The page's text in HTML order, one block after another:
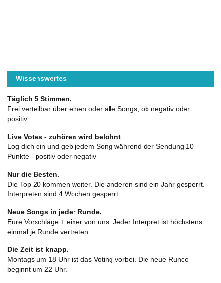
Wissenswertes
Täglich 5 Stimmen.
Frei verteilbar über einen oder alle Songs, ob negativ oder
positiv..
Live Votes - zuhören wird belohnt
Log dich ein und geb jedem Song während der Sendung 10
Punkte - positiv oder negativ
Nur die Besten.
Die Top 20 kommen weiter. Die anderen sind ein Jahr gesperrt.
Interpreten sind 4 Wochen gesperrt.
Neue Songs in jeder Runde.
Eure Vorschläge + einer von uns. Jeder Interpret ist höchstens
einmal je Runde vertreten.
Die Zeit ist knapp.
Montags um 18 Uhr ist das Voting vorbei. Die neue Runde
beginnt um 22 Uhr.